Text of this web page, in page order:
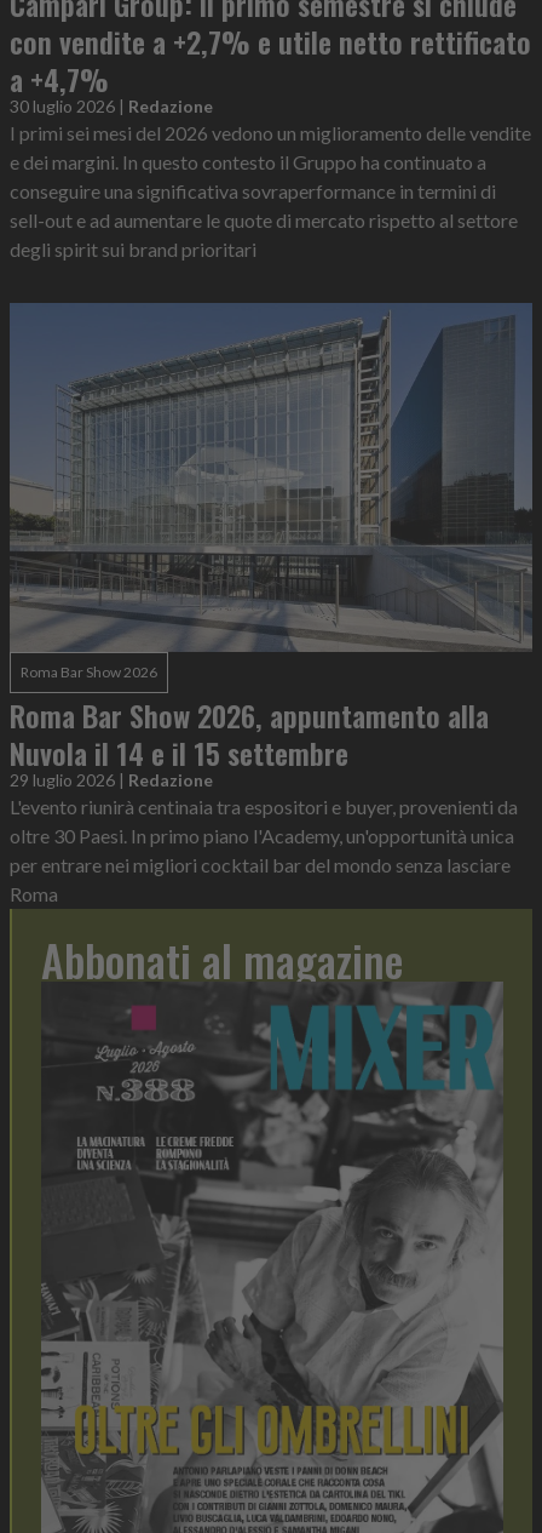
con vendite a +2,7% e utile netto rettificato
a +4,7%
30 luglio 2026 | Redazione
I primi sei mesi del 2026 vedono un miglioramento delle vendite
e dei margini. In questo contesto il Gruppo ha continuato a
conseguire una significativa sovraperformance in termini di
sell-out e ad aumentare le quote di mercato rispetto al settore
degli spirit sui brand prioritari
Roma Bar Show 2026
Roma Bar Show 2026, appuntamento alla
Nuvola il 14 e il 15 settembre
29 luglio 2026 | Redazione
L'evento riunirà centinaia tra espositori e buyer, provenienti da
oltre 30 Paesi. In primo piano l'Academy, un'opportunità unica
per entrare nei migliori cocktail bar del mondo senza lasciare
Roma
Abbonati al magazine